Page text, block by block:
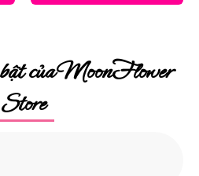
của MoonFlower
Store